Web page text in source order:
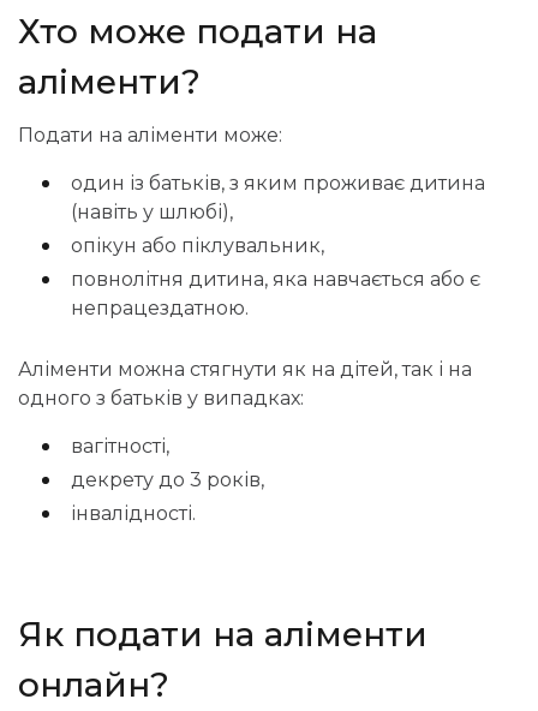
Хто може подати на
аліменти?
Подати на аліменти може:
один із батьків, з яким проживає дитина
(навіть у шлюбі),
опікун або піклувальник,
повнолітня дитина, яка навчається або є
непрацездатною.
Аліменти можна стягнути як на дітей, так і на
одного з батьків у випадках:
вагітності,
декрету до 3 років,
інвалідності.
Як подати на аліменти
онлайн?